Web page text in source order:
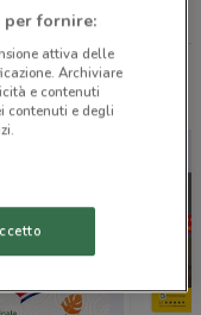
per fornire:
attiva delle
Archiviare
e contenuti
contenuti e degli